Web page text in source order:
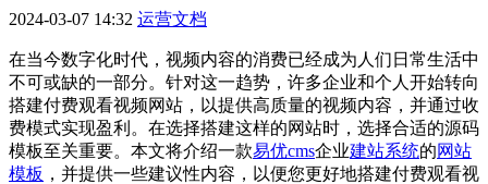
2024-03-07 14:32 运营文档
在当今数字化时代，视频内容的消费已经成为人们日常生活中
不可或缺的一部分。针对这一趋势，许多企业和个人开始转向
搭建付费观看视频网站，以提供高质量的视频内容，并通过收
费模式实现盈利。在选择搭建这样的网站时，选择合适的源码
模板至关重要。本文将介绍一款易优cms企业建站系统的网站
模板 ，并提供一些建议性内容，以便您更好地搭建付费观看视